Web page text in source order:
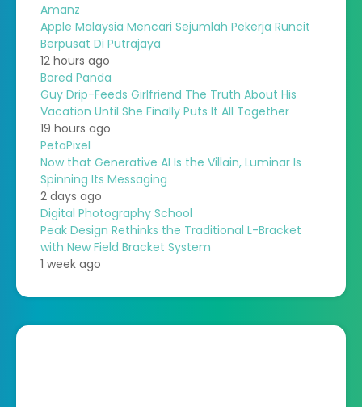
Amanz
Apple Malaysia Mencari Sejumlah Pekerja Runcit
Berpusat Di Putrajaya
12 hours ago
Bored Panda
Guy Drip-Feeds Girlfriend The Truth About His
Vacation Until She Finally Puts It All Together
19 hours ago
PetaPixel
Now that Generative AI Is the Villain, Luminar Is
Spinning Its Messaging
2 days ago
Digital Photography School
Peak Design Rethinks the Traditional L-Bracket
with New Field Bracket System
1 week ago